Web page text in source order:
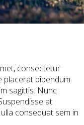
consectetur
placerat bibendum.
sagittis. Nunc
at
consequat sem in